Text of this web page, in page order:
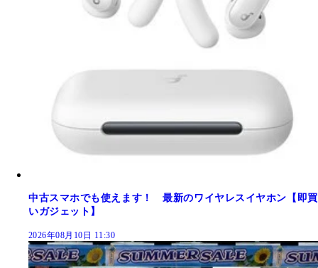
中古スマホでも使えます！ 最新のワイヤレスイヤホン【即買
いガジェット】
2026年08月10日 11:30